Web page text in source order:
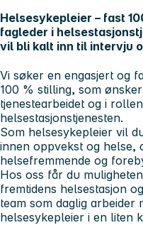
Helsesykepleier – fast
fagleder i
vil bli kalt inn til intervju
Vi søker en engasjert og
100 % stilling, som
tjenestearbeidet og i
helsestasjonstjenesten.
Som helsesykepleier vil
innen oppvekst og helse,
helsefremmende og
Hos oss får du
fremtidens helsestasjon
team som daglig arbeider
helsesykepleier i en liten